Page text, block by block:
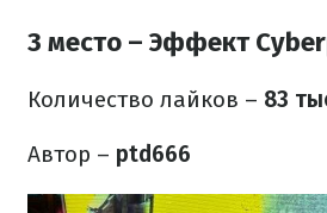
3 место – Эффект
Количество лайков – 83
Автор – ptd666